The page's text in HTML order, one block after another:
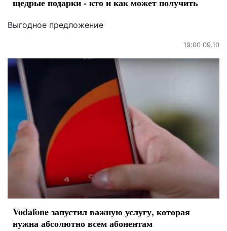
щедрые подарки - кто и как может получить
Выгодное предложение
19:00 09.10
Vodafone запустил важную услугу, которая
нужна абсолютно всем абонентам